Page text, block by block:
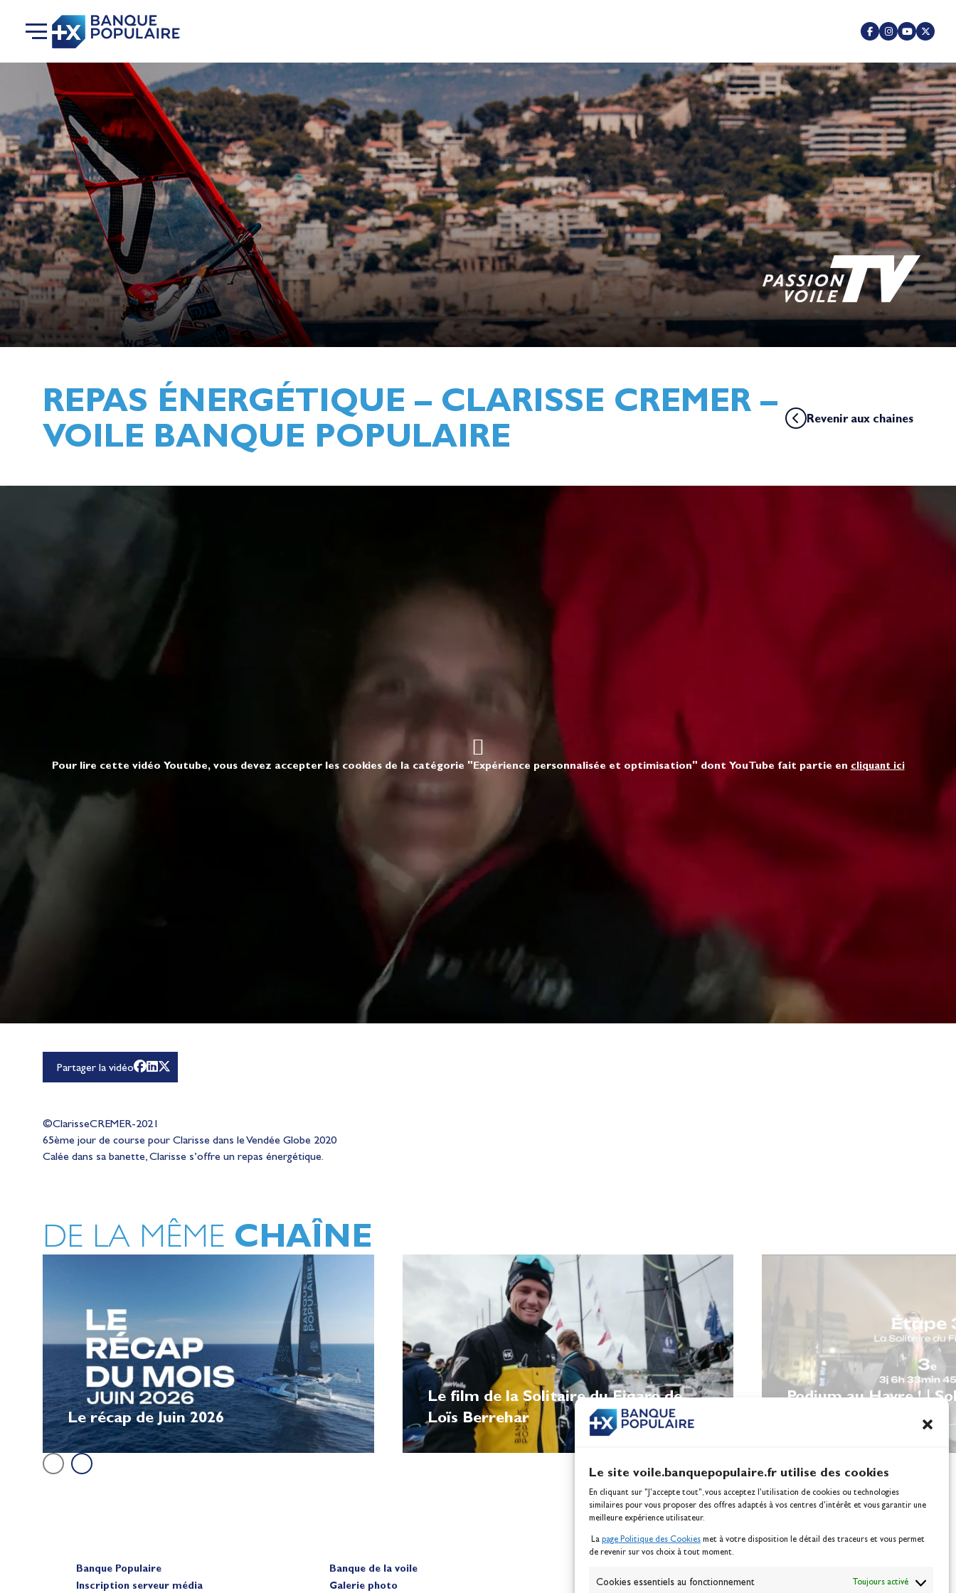
Le site voile.banquepopulaire.fr utilise des cookies
En cliquant sur "J'accepte tout", vous acceptez l’utilisation de cookies ou technologies
similaires pour vous proposer des offres adaptés à vos centres d’intérêt et vous garantir une
meilleure expérience utilisateur.
La page Politique des Cookies met à votre disposition le détail des traceurs et vous permet
de revenir sur vos choix à tout moment.
Cookies essentiels au fonctionnement Toujours activé
REPAS ÉNERGÉTIQUE – CLARISSE CREMER –
VOILE BANQUE POPULAIRE
Revenir aux chaines
Pour lire cette vidéo Youtube, vous devez accepter les cookies de la catégorie "Expérience personnalisée et optimisation" dont YouTube fait partie en cliquant ici
Partager la vidéo
©ClarisseCREMER-2021
65ème jour de course pour Clarisse dans le Vendée Globe 2020
Calée dans sa banette, Clarisse s’offre un repas énergétique.
DE LA MÊME CHAÎNE
Le récap de Juin 2026
Le film de la Solitaire du Figaro de
Loïs Berrehar
Podium au Havre ! |
Banque Populaire
Inscription serveur média
Banque de la voile
Galerie photo